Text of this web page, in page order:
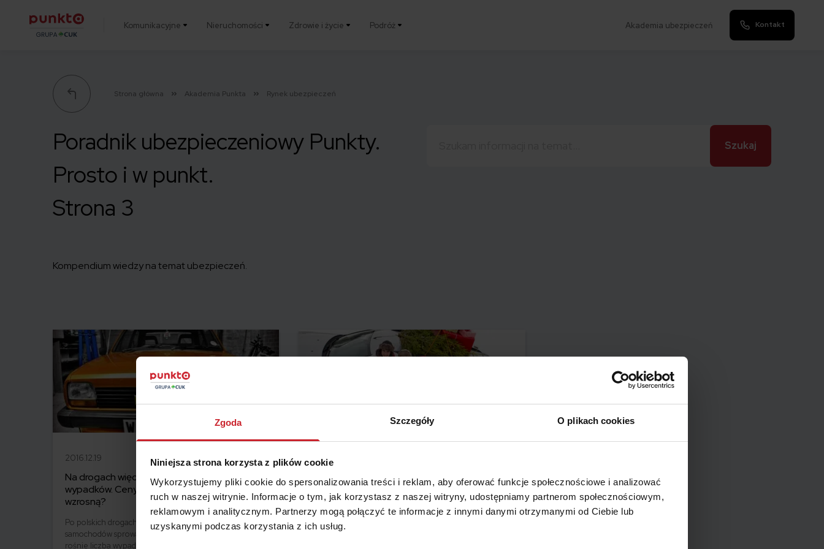
Zgoda Szczegóły O plikach cookies
Niniejsza strona korzysta z plików cookie
Wykorzystujemy pliki cookie do spersonalizowania treści i reklam, aby oferować funkcje społecznościowe i analizować
ruch w naszej witrynie. Informacje o tym, jak korzystasz z naszej witryny, udostępniamy partnerom społecznościowym,
reklamowym i analitycznym. Partnerzy mogą połączyć te informacje z innymi danymi otrzymanymi od Ciebie lub
uzyskanymi podczas korzystania z ich usług.
Komunikacyjne Nieruchomości Zdrowie i życie Podróż Akademia ubezpieczeń Kontakt
Strona główna Akademia Punkta Rynek ubezpieczeń
Poradnik ubezpieczeniowy Punkty.
Prosto i w punkt.
Strona 3
Kompendium wiedzy na temat ubezpieczeń.
2016.12.19
Na drogach więcej starych aut i więcej
wypadków. Ceny OC przez to jeszcze
wzrosną?
Po polskich drogach jeździ coraz więcej używanych
samochodów sprowadzanych z importu. Jednocześnie
rośnie liczba wypadków. Czy to wpłynie na wzrost cen
2015.12.09
Stłuczka zamiast kolacji wigilijnej? W Święta
więcej wypadków na drogach
Święta Bożego Narodzenia tuż tuż. Za dnia na dzień
będziemy coraz bardziej zabiegani, a wtedy nietrudno
o wypadek czy kolizję. Warto więc pomyśleć o tym, czy